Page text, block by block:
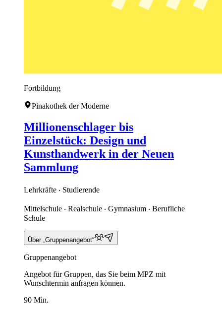
Fortbildung
Pinakothek der Moderne
Millionenschlager bis
Einzelstück: Design und
Kunsthandwerk in der Neuen
Sammlung
Lehrkräfte ‧ Studierende
Mittelschule ‧ Realschule ‧ Gymnasium ‧ Berufliche
Schule
Über „Gruppenangebot“
Gruppenangebot
Angebot für Gruppen, das Sie beim MPZ mit
Wunschtermin anfragen können.
90 Min.